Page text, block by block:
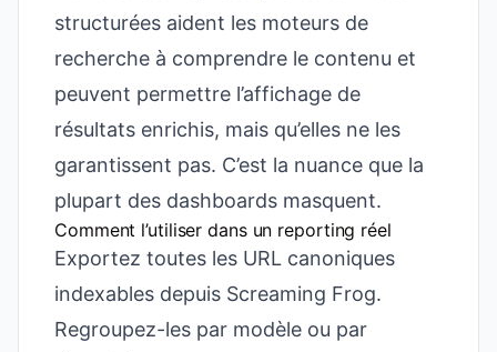
structurées aident les moteurs de
recherche à comprendre le contenu et
peuvent permettre l’affichage de
résultats enrichis, mais qu’elles ne les
garantissent pas. C’est la nuance que la
plupart des dashboards masquent.
Comment l’utiliser dans un reporting réel
Exportez toutes les URL canoniques
indexables depuis Screaming Frog.
Regroupez-les par modèle ou par